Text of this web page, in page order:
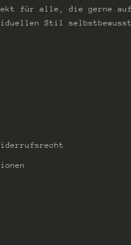
für alle, die gerne
Stil selbstbewusst